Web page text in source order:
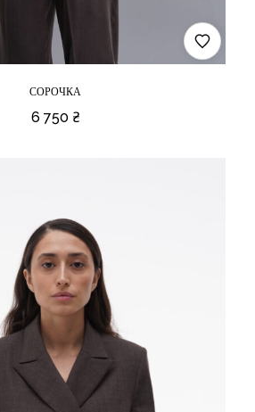
СОРОЧКА
6 750 ₴